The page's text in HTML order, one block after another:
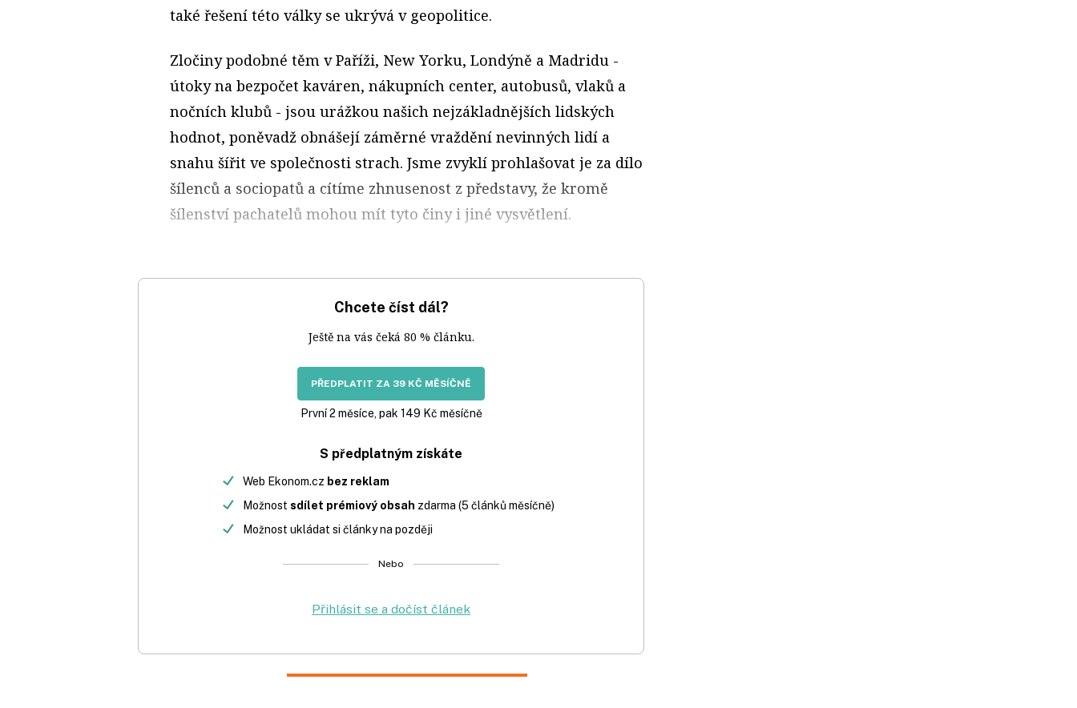
také řešení této války se ukrývá v geopolitice.
Zločiny podobné těm v Paříži, New Yorku, Londýně a Madridu -
útoky na bezpočet kaváren, nákupních center, autobusů, vlaků a
nočních klubů - jsou urážkou našich nejzákladnějších lidských
hodnot, poněvadž obnášejí záměrné vraždění nevinných lidí a
snahu šířit ve společnosti strach. Jsme zvyklí prohlašovat je za dílo
šílenců a sociopatů a cítíme zhnusenost z představy, že kromě
šílenství pachatelů mohou mít tyto činy i jiné vysvětlení.
Chcete číst dál?
Ještě na vás čeká 80 % článku.
PŘEDPLATIT ZA 39 KČ MĚSÍČNĚ
První 2 měsíce, pak 149 Kč měsíčně
S předplatným získáte
Web Ekonom.cz bez reklam
Možnost sdílet prémiový obsah zdarma (5 článků měsíčně)
Možnost ukládat si články na později
Nebo
Přihlásit se a dočíst článek